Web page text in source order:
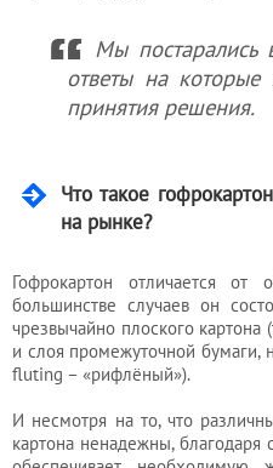
Мы постарались
ответы на
принятия решения.
Что такое
на рынке?
Гофрокартон отличается от
большинстве случаев он
чрезвычайно плоского картона
и слоя промежуточной бумаги,
fluting – «рифлёный»).
И несмотря на то, что
картона ненадежны, благодаря
Услуги
бухгалтера
Услуги
юриста
Услуги
регистратора
Кадровый
аутсорсинг